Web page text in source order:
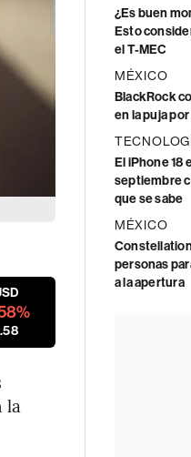
la
¿Es buen
Esto
el T-MEC
MÉXICO
BlackRock
en la puja
El iPhone 18
septiembre
que se sabe
MÉXICO
personas
a la apertura